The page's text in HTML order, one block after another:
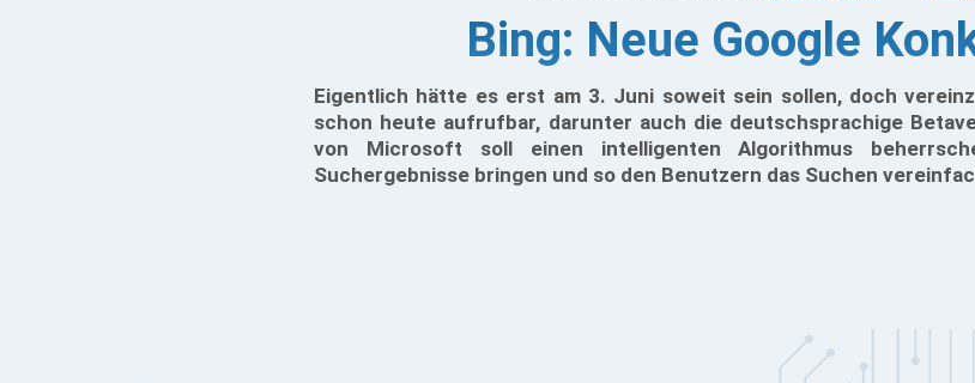
Bing: Neue Google
Eigentlich hätte es erst am 3. Juni soweit sein sollen, doch
schon heute aufrufbar, darunter auch die deutschsprachige
von Microsoft soll einen intelligenten Algorithmus
Suchergebnisse bringen und so den Benutzern das Suchen